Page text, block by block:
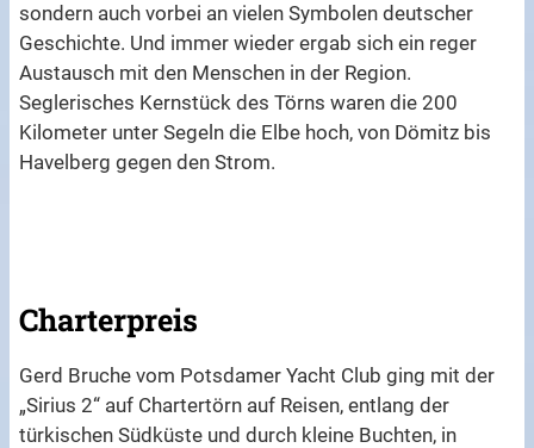
sondern auch vorbei an vielen Symbolen deutscher
Geschichte. Und immer wieder ergab sich ein reger
Austausch mit den Menschen in der Region.
Seglerisches Kernstück des Törns waren die 200
Kilometer unter Segeln die Elbe hoch, von Dömitz bis
Havelberg gegen den Strom.
Charterpreis
Gerd Bruche vom Potsdamer Yacht Club ging mit der
„Sirius 2“ auf Chartertörn auf Reisen, entlang der
türkischen Südküste und durch kleine Buchten, in